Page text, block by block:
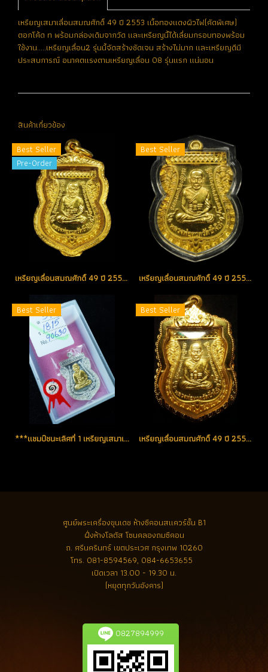
เหรียญเสมาเลื่อนสมณศักดิ์ 49 ปี 2553 เนื้อทองแดงผิวไฟ(คัดพิเศษ)
ตอกโค้ด ท พร้อมกล่องเดิมจากวัด และเหรียญนี้ได้เลี่ยมกรอบทองพร้อม
ใช้งาน.....เหรียญเลื่อน2 รุ่นนี้จัดสร้างชัดเจน สร้างไม่มาก และเหรียญดีมี
ประสบการณ์ อนาคตแรงตามเหรียญเลื่อน 08 รุ่นแรก แน่นอน
สินค้าเกี่ยวข้อง
Best Seller
Pre-Order
เหรียญเลื่อนสมณศักดิ์ 49 ปี 2553 เนื้อทองคำ No.155 สวยแชมป์ (ขายแล้ว)
Best Seller
เหรียญเลื่อนสมณศักดิ์ 49 ปี 2553 เนื้อทองคำ No.42 สวยแชมป์ (ขายแล้ว)
Best Seller
***แชมป์ชนะเลิศที่ 1 เหรียญเสมาเลื่อนสมณศักดิ์ 49 ปี 2553...1 ใน 199 เหรียญ เนื้อเงินหน้ากากทองคำ หมายเลข 25 (ขายแล้ว)
Best Seller
เหรียญเลื่อนสมณศักดิ์ 49 ปี 2553 เนื้อทองคำ No.25 สวยแชมป์
ศูนย์พระเครื่องขุนเดช ห้างซีคอนสแควร์ชั้น B1
ฝั่งห้างโลตัส โซนคลองถมซีคอน
ถ. ศรีนครินทร์ เขตประเวศ กรุงเทพ 10260
โทร. 081-8594569, 084-6653655
เปิดเวลา 13.00 - 19.30 น.
(หยุดทุกวันอังคาร)
0827894999